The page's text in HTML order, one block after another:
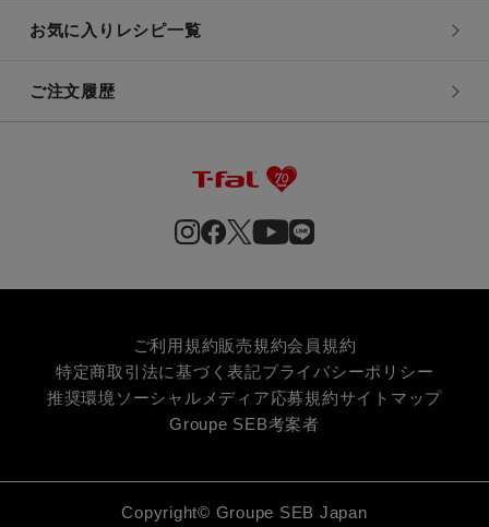
お気に入りレシピ一覧
ご注文履歴
ご利用規約販売規約会員規約
特定商取引法に基づく表記プライバシーポリシー
推奨環境 ソーシャルメディア応募規約サイトマップ
Groupe SEB考案者
Copyright© Groupe SEB Japan